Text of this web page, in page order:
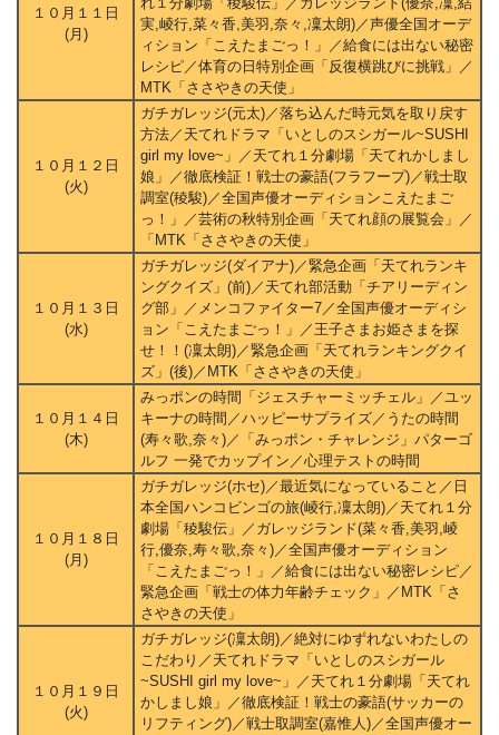
１０月１１日
(月)
実,崚行,菜々香,美羽,奈々,凜太朗)／声優全国オーデ
ィション「こえたまごっ！」／給食には出ない秘密
レシピ／体育の日特別企画「反復横跳びに挑戦」／
MTK「ささやきの天使」
１０月１２日
(火)
ガチガレッジ(元太)／落ち込んだ時元気を取り戻す
方法／天てれドラマ「いとしのスシガール~SUSHI
girl my love~」／天てれ１分劇場「天てれかしまし
娘」／徹底検証！戦士の豪語(フラフープ)／戦士取
調室(稜駿)／全国声優オーディションこえたまご
っ！」／芸術の秋特別企画「天てれ顔の展覧会」／
「MTK「ささやきの天使」
１０月１３日
(水)
ガチガレッジ(ダイアナ)／緊急企画「天てれランキ
ングクイズ」(前)／天てれ部活動「チアリーディン
グ部」／メンコファイター7／全国声優オーディシ
ョン「こえたまごっ！」／王子さまお姫さまを探
せ！！(凜太朗)／緊急企画「天てれランキングクイ
ズ」(後)／MTK「ささやきの天使」
１０月１４日
(木)
みっポンの時間「ジェスチャーミッチェル」／ユッ
キーナの時間／ハッピーサプライズ／うたの時間
(寿々歌,奈々)／「みっポン・チャレンジ」パターゴ
ルフ 一発でカップイン／心理テストの時間
１０月１８日
(月)
ガチガレッジ(ホセ)／最近気になっていること／日
本全国ハンコビンゴの旅(崚行,凜太朗)／天てれ１分
劇場「稜駿伝」／ガレッジランド(菜々香,美羽,崚
行,優奈,寿々歌,奈々)／全国声優オーディション
「こえたまごっ！」／給食には出ない秘密レシピ／
緊急企画「戦士の体力年齢チェック」／MTK「さ
さやきの天使」
１０月１９日
(火)
ガチガレッジ(凜太朗)／絶対にゆずれないわたしの
こだわり／天てれドラマ「いとしのスシガール
~SUSHI girl my love~」／天てれ１分劇場「天てれ
かしまし娘」／徹底検証！戦士の豪語(サッカーの
リフティング)／戦士取調室(嘉惟人)／全国声優オー